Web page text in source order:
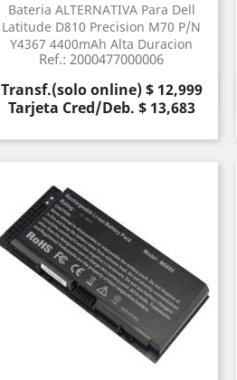
Bateria ALTERNATIVA Para Dell
Latitude D810 Precision M70 P/N
Y4367 4400mAh Alta Duracion
Ref.: 2000477000006
Precio
Transf.(solo online) $ 12,999
Tarjeta Cred/Deb. $ 13,683
Vista rápida